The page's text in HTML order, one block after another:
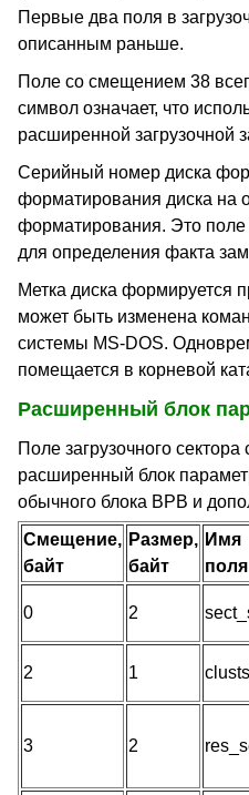
Первые два поля в
описанным раньше.
Поле со смещением 38
символ означает, что
расширенной загрузочной
Серийный номер диска
форматирования диска на
форматирования. Это
для определения факта
Метка диска формируется
может быть изменена
системы MS-DOS.
помещается в корневой
Расширенный блок
Поле загрузочного
расширенный блок
обычного блока BPB и
Смещение,
байт
Размер,
байт
Имя
поля
0 2
2 1
3 2